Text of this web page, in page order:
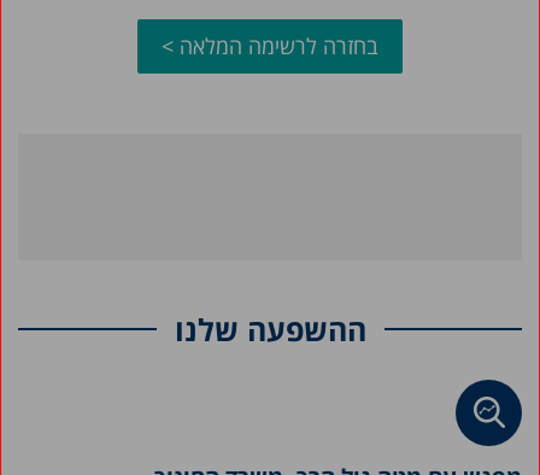
בחזרה לרשימה המלאה >
ההשפעה שלנו